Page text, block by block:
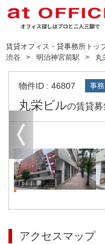
賃貸オフィス・貸事務所トッ
渋谷
明治神宮前駅 丸
物件ID : 46807 事
丸栄ビルの賃貸募
アクセスマップ